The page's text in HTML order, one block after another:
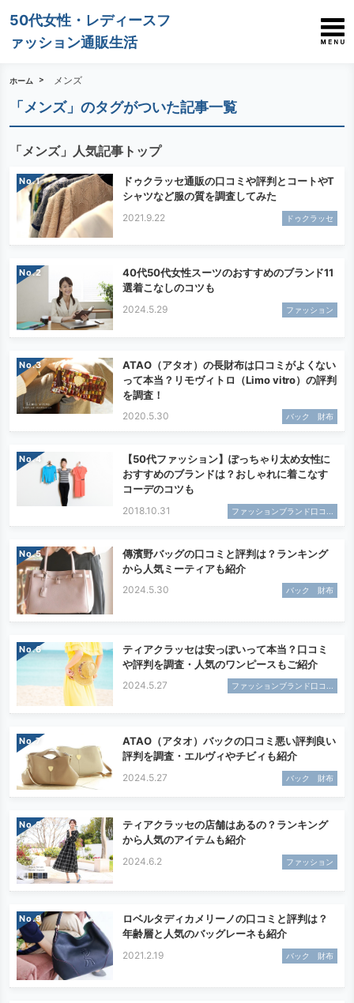
50代女性・レディースフ
ァッション通販生活
ホーム メンズ
「メンズ」のタグがついた記事一覧
「メンズ」人気記事トップ
No.
ドゥクラッセ通販の口コミや評判とコートやT
シャツなど服の質を調査してみた
2021.9.22 ドゥクラッセ
No.
40代50代女性スーツのおすすめのブランド11
選着こなしのコツも
2024.5.29 ファッション
No.
ATAO（アタオ）の長財布は口コミがよくない
って本当？リモヴィトロ（Limo vitro）の評判
を調査！
2020.5.30 バック 財布
No.
【50代ファッション】ぽっちゃり太め女性に
おすすめのブランドは？おしゃれに着こなす
コーデのコツも
2018.10.31 ファッションブランド口コ...
No.
傳濱野バッグの口コミと評判は？ランキング
から人気ミーティアも紹介
2024.5.30 バック 財布
No.
ティアクラッセは安っぽいって本当？口コミ
や評判を調査・人気のワンピースもご紹介
2024.5.27 ファッションブランド口コ...
No.
ATAO（アタオ）バックの口コミ悪い評判良い
評判を調査・エルヴィやチビィも紹介
2024.5.27 バック 財布
No.
ティアクラッセの店舗はあるの？ランキング
から人気のアイテムも紹介
2024.6.2 ファッション
No.
ロベルタディカメリーノの口コミと評判は？
年齢層と人気のバッグレーネも紹介
2021.2.19 バック 財布